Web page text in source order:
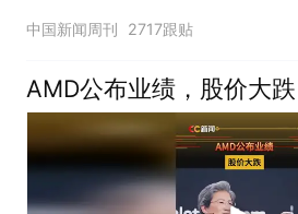
官方回应
中国新闻周刊 2717跟贴
AMD公布业绩，股价大跌